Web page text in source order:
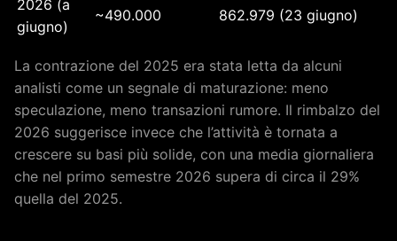
2026 (a
giugno)
~490.000 862.979 (23 giugno)
La contrazione del 2025 era stata letta da alcuni
analisti come un segnale di maturazione: meno
speculazione, meno transazioni rumore. Il rimbalzo del
2026 suggerisce invece che l’attività è tornata a
crescere su basi più solide, con una media giornaliera
che nel primo semestre 2026 supera di circa il 29%
quella del 2025.